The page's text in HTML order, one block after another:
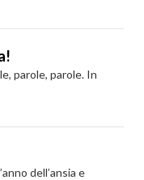
parole, parole. In
dell’ansia e